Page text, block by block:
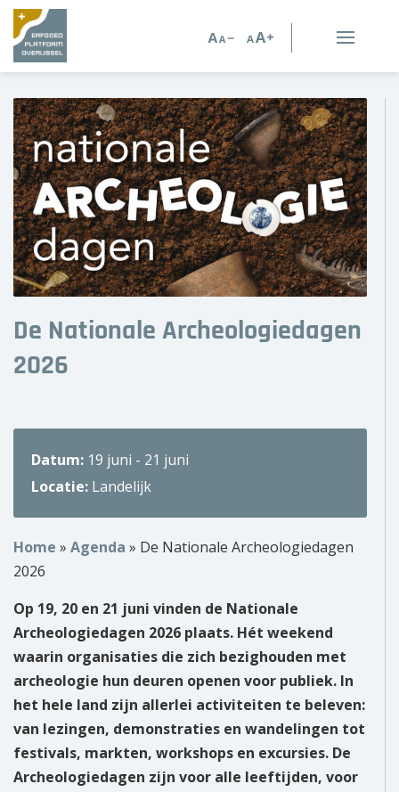
Erfgoedorganisaties
Verhalen
Kennis en advies
Kennisbank
Over ons
Wie zijn wij?
Zoek
naar:
De Nationale Archeologiedagen
2026
Datum: 19 juni - 21 juni
Locatie: Landelijk
Home » Agenda » De Nationale Archeologiedagen
2026
Op 19, 20 en 21 juni vinden de Nationale
Archeologiedagen 2026 plaats. Hét weekend
waarin organisaties die zich bezighouden met
archeologie hun deuren openen voor publiek. In
het hele land zijn allerlei activiteiten te beleven:
van lezingen, demonstraties en wandelingen tot
festivals, markten, workshops en excursies. De
Archeologiedagen zijn voor alle leeftijden, voor